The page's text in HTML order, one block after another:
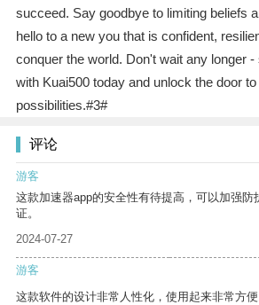
succeed. Say goodbye to limiting beliefs
hello to a new you that is confident,
conquer the world. Don't wait any longer
with Kuai500 today and unlock the door
possibilities.#3#
评论
游客
这款加速器app的安全性有待提高，可以加强防
证。
2024-07-27
游客
这款软件的设计非常人性化，使用起来非常方便